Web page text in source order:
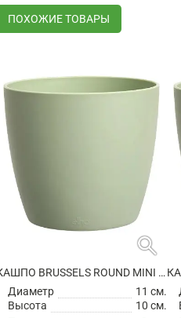
ПОХОЖИЕ ТОВАРЫ
search
КАШПО BRUSSELS ROUND MINI SORBET GREEN
Диаметр
11 см.
Высота
10 см.